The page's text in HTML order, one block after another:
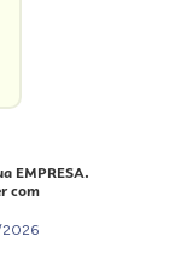
EMPRESA.
com